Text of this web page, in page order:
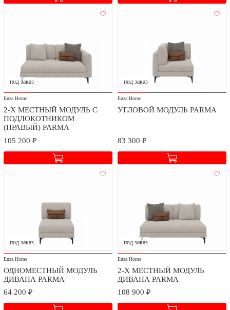
под заказ
Enza Home
2-Х МЕСТНЫЙ МОДУЛЬ С
ПОДЛОКОТНИКОМ
(ПРАВЫЙ) PARMA
105 200 ₽
под заказ
Enza Home
УГЛОВОЙ МОДУЛЬ PARMA
83 300 ₽
под заказ
Enza Home
ОДНОМЕСТНЫЙ МОДУЛЬ
ДИВАНА PARMA
64 200 ₽
под заказ
Enza Home
2-Х МЕСТНЫЙ МОДУЛЬ
ДИВАНА PARMA
108 900 ₽